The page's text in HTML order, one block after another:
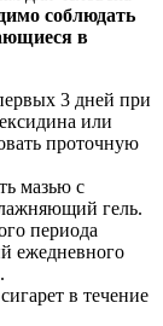
соблюдать
в
3 дней при
или
проточную
мазью с
гель.
периода
ежедневного
в течение